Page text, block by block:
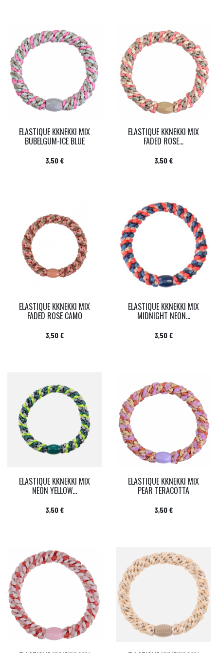
ELASTIQUE KKNEKKI MIX
BUBELGUM-ICE BLUE
Prix
3,50 €
ELASTIQUE KKNEKKI MIX
FADED ROSE...
Prix
3,50 €
ELASTIQUE KKNEKKI MIX
FADED ROSE CAMO
Prix
3,50 €
ELASTIQUE KKNEKKI MIX
MIDNIGHT NEON...
Prix
3,50 €
ELASTIQUE KKNEKKI MIX
NEON YELLOW...
Prix
3,50 €
ELASTIQUE KKNEKKI MIX
PEAR TERACOTTA
Prix
3,50 €